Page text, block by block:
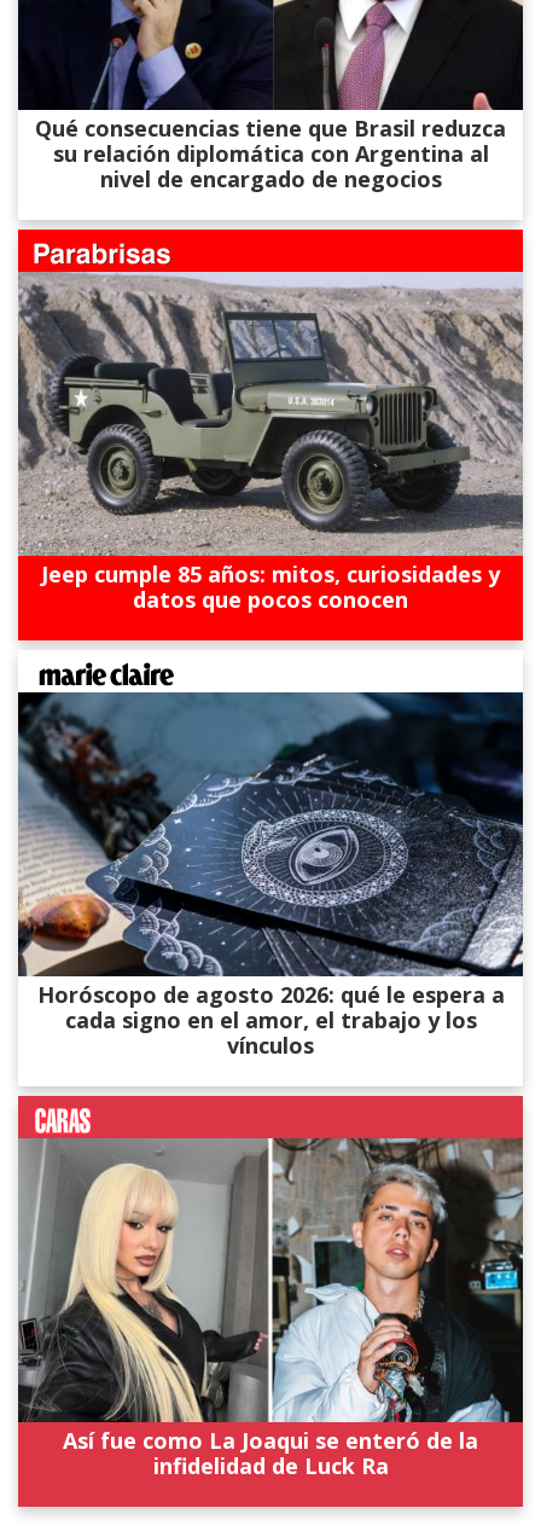
Qué consecuencias tiene que Brasil reduzca
su relación diplomática con Argentina al
nivel de encargado de negocios
Jeep cumple 85 años: mitos, curiosidades y
datos que pocos conocen
Horóscopo de agosto 2026: qué le espera a
cada signo en el amor, el trabajo y los
vínculos
Así fue como La Joaqui se enteró de la
infidelidad de Luck Ra